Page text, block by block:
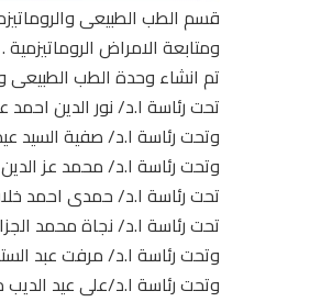
قسم الطب الطبيعى
ومتابعة الامراض الروماتيزمية .
تم انشاء وحدة الطب الطبيعى
تحت رئاسة ا.د/ نور الدين احمد عصمت
وتحت رئاسة ا.د/ صفية السيد عيد من
وتحت رئاسة ا.د/ محمد عز الدين
تحت رئاسة ا.د/ حمدى احمد خلاف من
تحت رئاسة ا.د/ نجاة محمد الجزار من
وتحت رئاسة ا.د/ مرفت عبد الستار
وتحت رئاسة ا.د/على عيد الديب من 27/3/2021 حتى